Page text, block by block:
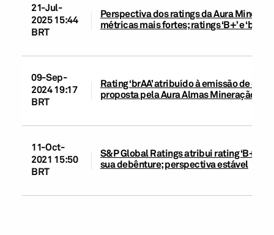
21-Jul-
2025 15:44
BRT
Perspectiva dos ratings da Aura
métricas mais fortes; ratings ‘B+’ e
09-Sep-
2024 19:17
BRT
Rating ‘brAA’ atribuído à emissão de
proposta pela Aura Almas Mineração
11-Oct-
2021 15:50
BRT
S&P Global Ratings atribui rating ‘B+’ à
sua debênture; perspectiva estável